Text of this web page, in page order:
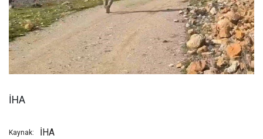
İHA
Kaynak: İHA